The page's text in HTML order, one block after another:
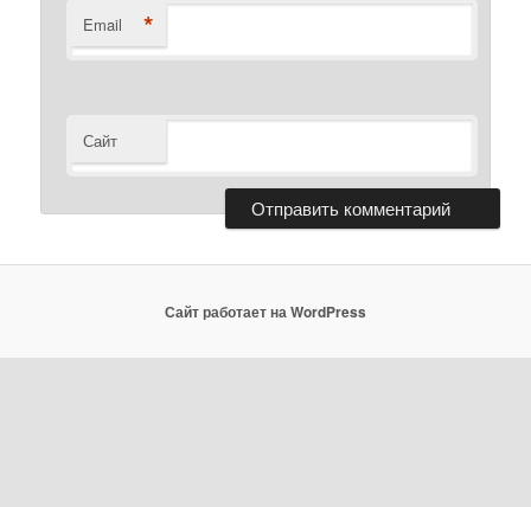
Email *
Сайт
Сайт работает на WordPress